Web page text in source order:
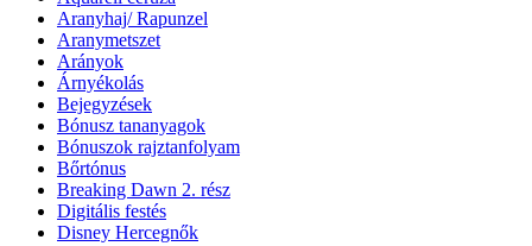
Aranyhaj/ Rapunzel
Aranymetszet
Arányok
Árnyékolás
Bejegyzések
Bónusz tananyagok
Bónuszok rajztanfolyam
Bőrtónus
Breaking Dawn 2. rész
Digitális festés
Disney Hercegnők